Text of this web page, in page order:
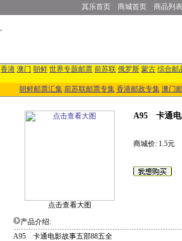
其乐首页 商城首页 商品列表
香港 澳门 朝鲜 世界专题邮票 前苏联 俄罗斯 蒙古 综合邮
朝鲜邮票汇集 前苏联邮票专集 香港邮政专集 澳门
点击查看大图
A95 卡通电
商城价: 1.5元
产品介绍:
A95 卡通电影故事五部88五全